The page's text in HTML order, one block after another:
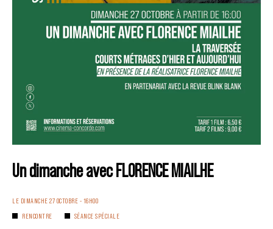
Un dimanche avec FLORENCE MIAILHE
LE DIMANCHE 27 OCTOBRE - 16H00
RENCONTRE
SÉANCE SPÉCIALE